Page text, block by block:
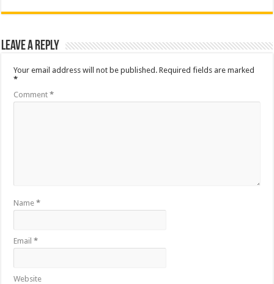
Leave a Reply
Your email address will not be published. Required fields are marked
*
Comment*
Name*
Email*
Website